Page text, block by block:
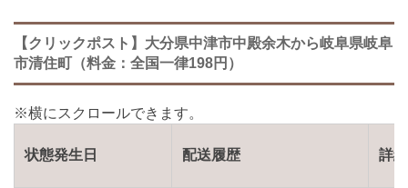
【クリックポスト】大分県中津市中殿余木から岐阜県岐阜
市清住町（料金：全国一律198円）
状態発生日 配送履歴 詳細